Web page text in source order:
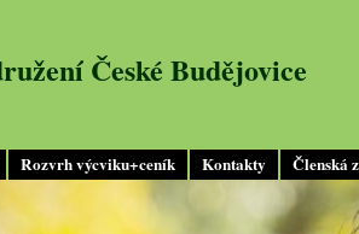
Rozvrh výcviku+ceník Kontakty Členská
České Budějovice